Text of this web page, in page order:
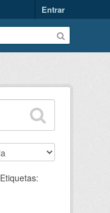
Entrar
Etiquetas: